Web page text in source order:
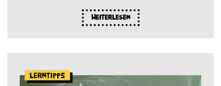
Weiterlesen
Lerntipps